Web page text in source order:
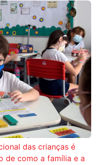
das crianças é
de como a família e a